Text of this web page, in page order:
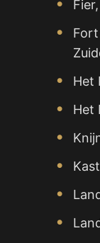
Het
Het